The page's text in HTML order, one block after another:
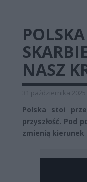
NASZ
31 października 2025
Polska stoi
przyszłość. Pod
zmienią